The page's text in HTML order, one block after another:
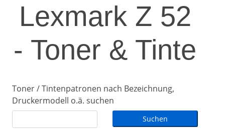
Lexmark Z 52
- Toner & Tinte
Toner / Tintenpatronen nach Bezeichnung,
Druckermodell o.ä. suchen